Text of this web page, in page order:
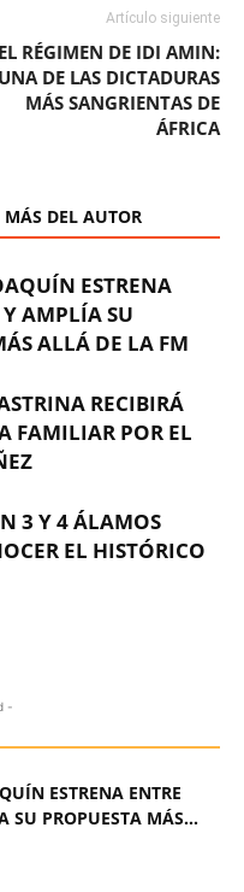
Artículo siguiente
EL RÉGIMEN DE IDI AMIN:
UNA DE LAS DICTADURAS
MÁS SANGRIENTAS DE
ÁFRICA
MÁS DEL AUTOR
ESTRENA
Y AMPLÍA SU
ALLÁ DE LA FM
RECIBIRÁ
FAMILIAR POR EL
3 Y 4 ÁLAMOS
EL HISTÓRICO
-
ESTRENA ENTRE
SU PROPUESTA MÁS...